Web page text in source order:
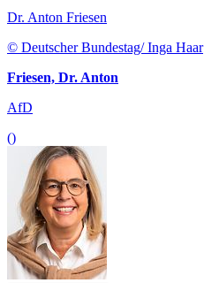
Dr. Anton Friesen
© Deutscher Bundestag/ Inga Haar
Friesen, Dr. Anton
AfD
()